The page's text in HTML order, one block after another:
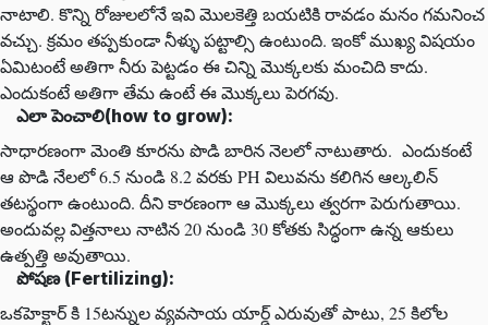
నాటాలి. కొన్ని రోజులలోనే ఇవి మొలకెత్తి బయటికి రావడం మనం గమనించ
వచ్చు. క్రమం తప్పకుండా నీళ్ళు పట్టాల్సి ఉంటుంది. ఇంకో ముఖ్య విషయం
ఏమిటంటే అతిగా నీరు పెట్టడం ఈ చిన్ని మొక్కలకు మంచిది కాదు.
ఎందుకంటే అతిగా తేమ ఉంటే ఈ మొక్కలు పెరగవు.
ఎలా పెంచాలి(how to grow):
సాధారణంగా మెంతి కూరను పొడి బారిన నెలలో నాటుతారు. ఎందుకంటే
ఆ పొడి నేలలో 6.5 నుండి 8.2 వరకు PH విలువను కలిగిన ఆల్కలిన్
తటస్థంగా ఉంటుంది. దీని కారణంగా ఆ మొక్కలు త్వరగా పెరుగుతాయి.
అందువల్ల విత్తనాలు నాటిన 20 నుండి 30 కోతకు సిద్ధంగా ఉన్న ఆకులు
ఉత్పత్తి అవుతాయి.
పోషణ (Fertilizing):
ఒకహెక్టార్ కి 15టన్నుల వ్యవసాయ యార్డ్ ఎరువుతో పాటు, 25 కిలోల